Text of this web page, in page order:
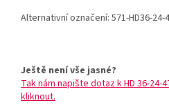
Alternativní označení: 571-HD36-24-
Ještě není vše jasné?
Tak nám napište dotaz k HD 36-24-
kliknout.